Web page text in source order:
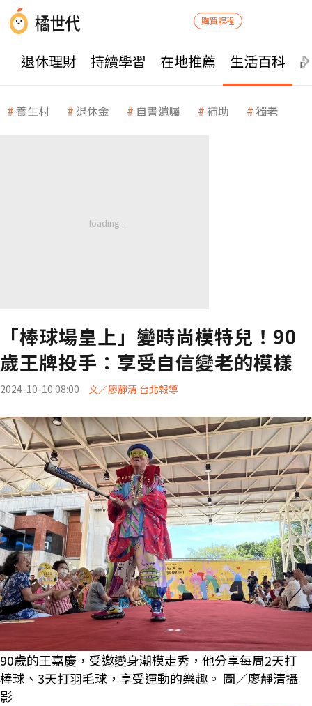
購買課程
退休理財 持續學習 在地推薦 生活百科
養生村 退休金 自書遺囑 補助 獨老
「棒球場皇上」變時尚模特兒！90
歲王牌投手：享受自信變老的模樣
2024-10-10 08:00 文／廖靜清 台北報導
90歲的王嘉慶，受邀變身潮模走秀，他分享每周2天打
棒球、3天打羽毛球，享受運動的樂趣。 圖／廖靜清攝
影